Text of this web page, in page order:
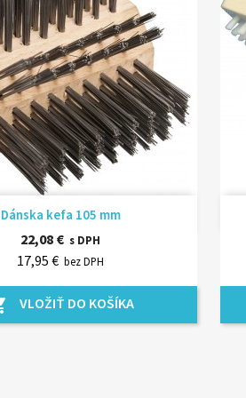
Dánska kefa 105 mm
22,08 € s DPH
17,95 € bez DPH
VLOŽIŤ DO KOŠÍKA
Rýchly náhľad